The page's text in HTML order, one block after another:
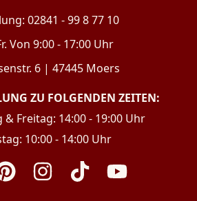
02841 - 99 8 77 10
Von 9:00 - 17:00 Uhr
6 | 47445 Moers
ZU FOLGENDEN ZEITEN:
Freitag: 14:00 - 19:00 Uhr
10:00 - 14:00 Uhr
Pinterest InstagramTikTok YouTube